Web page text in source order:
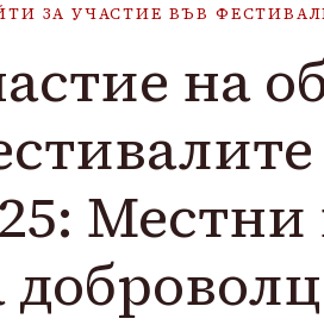
ЗА УЧАСТИЕ ВЪВ
на